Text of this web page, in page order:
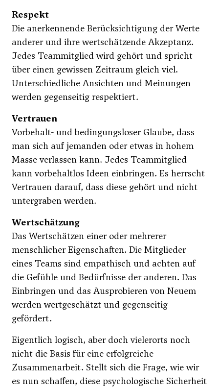
Respekt
Die anerkennende Berücksichtigung der Werte
anderer und ihre wertschätzende Akzeptanz.
Jedes Teammitglied wird gehört und spricht
über einen gewissen Zeitraum gleich viel.
Unterschiedliche Ansichten und Meinungen
werden gegenseitig respektiert.
Vertrauen
Vorbehalt- und bedingungsloser Glaube, dass
man sich auf jemanden oder etwas in hohem
Masse verlassen kann. Jedes Teammitglied
kann vorbehaltlos Ideen einbringen. Es herrscht
Vertrauen darauf, dass diese gehört und nicht
untergraben werden.
Wertschätzung
Das Wertschätzen einer oder mehrerer
menschlicher Eigenschaften. Die Mitglieder
eines Teams sind empathisch und achten auf
die Gefühle und Bedürfnisse der anderen. Das
Einbringen und das Ausprobieren von Neuem
werden wertgeschätzt und gegenseitig
gefördert.
Eigentlich logisch, aber doch vielerorts noch
nicht die Basis für eine erfolgreiche
Zusammenarbeit. Stellt sich die Frage, wie wir
es nun schaffen, diese psychologische Sicherheit